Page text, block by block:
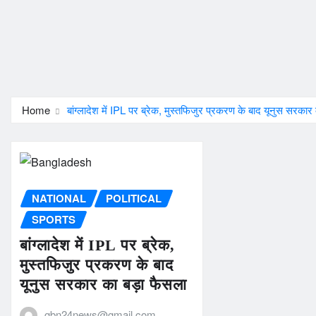
Home बांग्लादेश में IPL पर ब्रेक, मुस्तफिजुर प्रकरण के बाद यूनुस सरकार
NATIONAL
POLITICAL
SPORTS
बांग्लादेश में IPL पर ब्रेक,
मुस्तफिजुर प्रकरण के बाद
यूनुस सरकार का बड़ा फैसला